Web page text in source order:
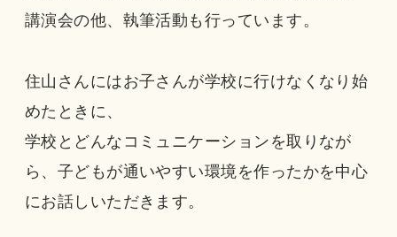
講演会の他、執筆活動も行っています。
住山さんにはお子さんが学校に行けなくなり始
めたときに、
学校とどんなコミュニケーションを取りなが
ら、子どもが通いやすい環境を作ったかを中心
にお話しいただきます。